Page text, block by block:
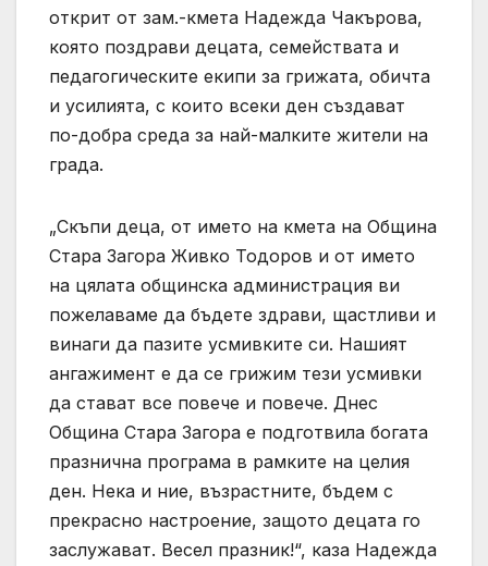
открит от зам.-кмета Надежда Чакърова,
която поздрави децата, семействата и
педагогическите екипи за грижата, обичта
и усилията, с които всеки ден създават
по-добра среда за най-малките жители на
града.
„Скъпи деца, от името на кмета на Община
Стара Загора Живко Тодоров и от името
на цялата общинска администрация ви
пожелаваме да бъдете здрави, щастливи и
винаги да пазите усмивките си. Нашият
ангажимент е да се грижим тези усмивки
да стават все повече и повече. Днес
Община Стара Загора е подготвила богата
празнична програма в рамките на целия
ден. Нека и ние, възрастните, бъдем с
прекрасно настроение, защото децата го
заслужават. Весел празник!“, каза Надежда